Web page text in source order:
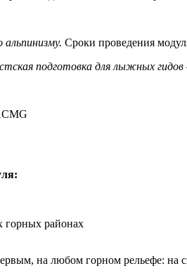
альпинизму. Сроки проведения
подготовка для лыжных гидов
горных районах
на любом горном рельефе: на